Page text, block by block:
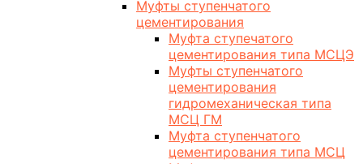
Муфты ступенчатого
цементирования
Муфта ступечатого
цементирования типа МСЦЭ
Муфты ступенчатого
цементирования
гидромеханическая типа
МСЦ ГМ
Муфта ступенчатого
цементирования типа МСЦ